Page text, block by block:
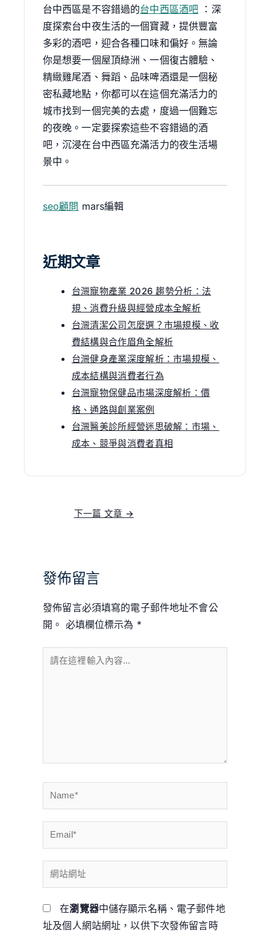
台中西區是不容錯過的台中西區酒吧 ：深
度探索台中夜生活的一個寶藏，提供豐富
多彩的酒吧，迎合各種口味和偏好。無論
你是想要一個屋頂綠洲、一個復古體驗、
精緻雞尾酒、舞蹈、品味啤酒還是一個秘
密私藏地點，你都可以在這個充滿活力的
城市找到一個完美的去處，度過一個難忘
的夜晚。一定要探索這些不容錯過的酒
吧，沉浸在台中西區充滿活力的夜生活場
景中。
seo顧問 mars編輯
近期文章
台灣寵物產業 2026 趨勢分析：法
規、消費升級與經營成本全解析
台灣清潔公司怎麼選？市場規模、收
費結構與合作眉角全解析
台灣健身產業深度解析：市場規模、
成本結構與消費者行為
台灣寵物保健品市場深度解析：價
格、通路與創業案例
台灣醫美診所經營迷思破解：市場、
成本、競爭與消費者真相
下一篇 文章 →
發佈留言
發佈留言必須填寫的電子郵件地址不會公
開。 必填欄位標示為 *
在
Name*
Email*
網
站
網
址
在瀏覽器中儲存顯示名稱、電子郵件地
址及個人網站網址，以供下次發佈留言時